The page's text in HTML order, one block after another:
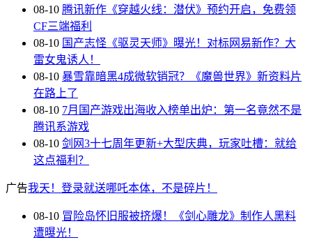
08-10 腾讯新作《穿越火线：潜伏》预约开启，免费领
CF三端福利
08-10 国产志怪《驱灵天师》曝光！对标网易新作？大
雷女鬼诱人！
08-10 暴雪靠暗黑4成微软销冠？《魔兽世界》新资料片
在路上了
08-10 7月国产游戏出海收入榜单出炉：第一名竟然不是
腾讯系游戏
08-10 剑网3十七周年更新+大型庆典，玩家吐槽：就给
这点福利？
广告我天！登录就送哪吒本体，不是碎片！
08-10 冒险岛怀旧服被挤爆！《剑心雕龙》制作人黑料
遭曝光！